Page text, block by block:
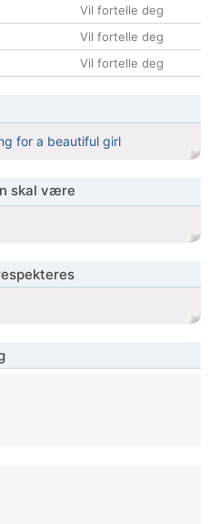
Vil fortelle deg
Vil fortelle deg
Vil fortelle deg
for a beautiful girl
skal være